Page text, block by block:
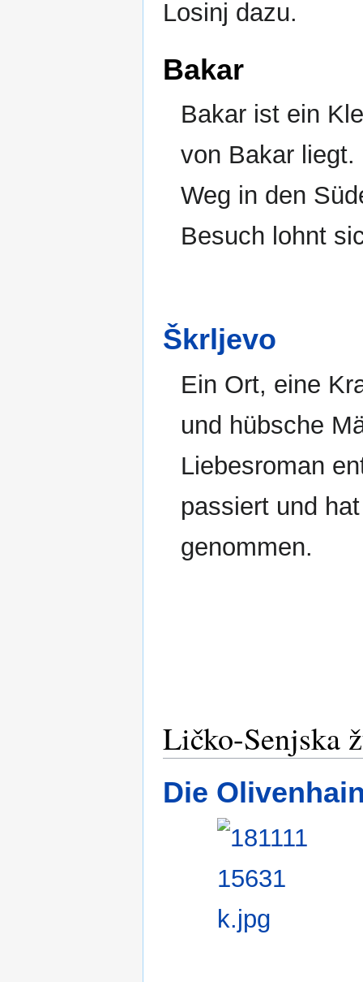
Losinj dazu.
Bakar
Bakar ist ein
von Bakar
Weg in den
Besuch lohnt
Škrljevo
Ein Ort, eine
und hübsche
Liebesroman
passiert und
genommen.
Ličko-Senjska
Die